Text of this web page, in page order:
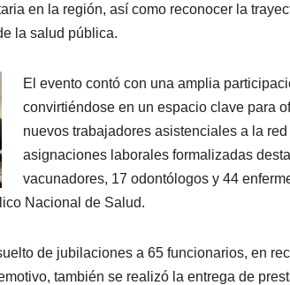
en la región, así como reconocer la
la salud pública.
El evento contó con una amplia
convirtiéndose en un espacio clave para
nuevos trabajadores asistenciales a la
asignaciones laborales formalizadas
vacunadores, 17 odontólogos y 44
Nacional de Salud.
de jubilaciones a 65 funcionarios, en
también se realizó la entrega de